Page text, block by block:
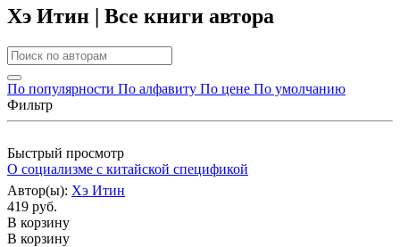
Хэ Итин | Все книги автора
По популярности По алфавиту По цене По умолчанию
Фильтр
Быстрый просмотр
О социализме с китайской спецификой
Автор(ы): Хэ Итин
419 руб.
В корзину
В корзину